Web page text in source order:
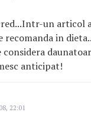
un articol
recomanda in
anticipat!
22:01